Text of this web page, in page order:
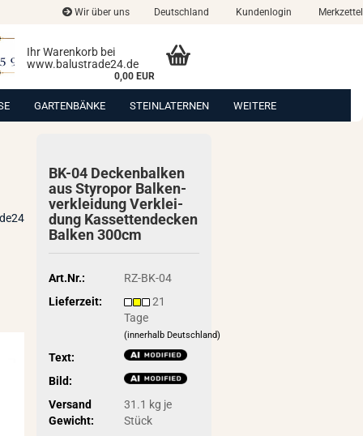
Wir über uns Deutschland Kundenlogin Merkzettel
Ihr Warenkorb bei
www.balustrade24.de
0,00 EUR
GARTENBÄNKE STEINLATERNEN WEITERE
BK-04 De­cken­bal­ken
aus Sty­ro­por Bal­ken­
ver­klei­dung Ver­klei­
dung Kas­set­ten­de­cken
Bal­ken 300cm
Art.Nr.:
RZ-BK-04
Lieferzeit:
21
Tage
(innerhalb Deutschland)
Text:
Bild:
Versand
Gewicht:
31.1 kg je
Stück